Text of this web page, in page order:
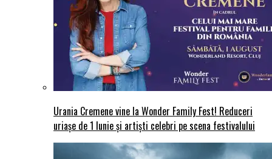
Urania Cremene vine la Wonder Family Fest! Reduceri
uriașe de 1 Iunie și artiști celebri pe scena festivalului